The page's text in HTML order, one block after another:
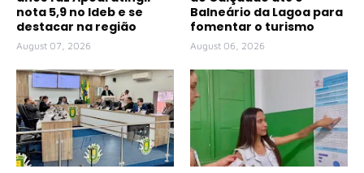
nota 5,9 no Ideb e se
destacar na região
August 07, 2026
Balneário da Lagoa para
fomentar o turismo
August 06, 2026